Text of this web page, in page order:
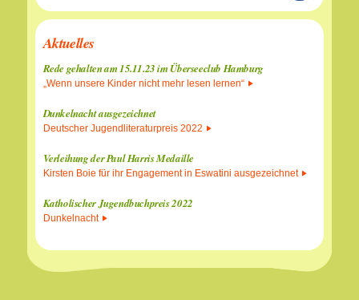
Aktuelles
Rede gehalten am 15.11.23 im Überseeclub Hamburg
„Wenn unsere Kinder nicht mehr lesen lernen“
Dunkelnacht ausgezeichnet
Deutscher Jugendliteraturpreis 2022
Verleihung der Paul Harris Medaille
Kirsten Boie für ihr Engagement in Eswatini ausgezeichnet
Katholischer Jugendbuchpreis 2022
Dunkelnacht